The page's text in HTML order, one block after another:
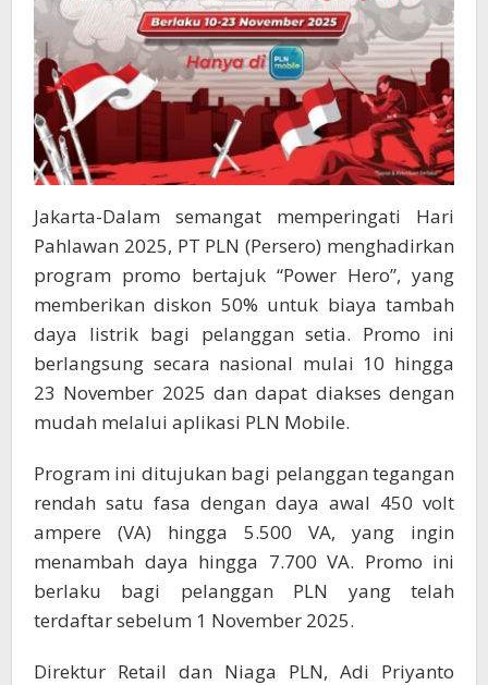
Jakarta-Dalam semangat memperingati Hari
Pahlawan 2025, PT PLN (Persero) menghadirkan
program promo bertajuk “Power Hero”, yang
memberikan diskon 50% untuk biaya tambah
daya listrik bagi pelanggan setia. Promo ini
berlangsung secara nasional mulai 10 hingga
23 November 2025 dan dapat diakses dengan
mudah melalui aplikasi PLN Mobile.
Program ini ditujukan bagi pelanggan tegangan
rendah satu fasa dengan daya awal 450 volt
ampere (VA) hingga 5.500 VA, yang ingin
menambah daya hingga 7.700 VA. Promo ini
berlaku bagi pelanggan PLN yang telah
terdaftar sebelum 1 November 2025.
Direktur Retail dan Niaga PLN, Adi Priyanto